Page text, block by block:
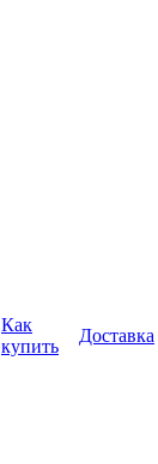
Как
купить
Доставка